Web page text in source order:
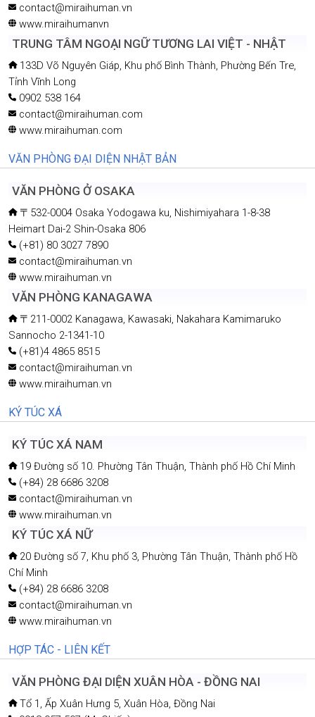
contact@miraihuman.vn
www.miraihumanvn
TRUNG TÂM NGOẠI NGỮ TƯƠNG LAI VIỆT - NHẬT
133D Võ Nguyên Giáp, Khu phố Bình Thành, Phường Bến Tre,
Tỉnh Vĩnh Long
0902 538 164
contact@miraihuman.com
www.miraihuman.com
VĂN PHÒNG ĐẠI DIỆN NHẬT BẢN
VĂN PHÒNG Ở OSAKA
〒532-0004 Osaka Yodogawa ku, Nishimiyahara 1-8-38
Heimart Dai-2 Shin-Osaka 806
(+81) 80 3027 7890
contact@miraihuman.vn
www.miraihuman.vn
VĂN PHÒNG KANAGAWA
〒211-0002 Kanagawa, Kawasaki, Nakahara Kamimaruko
Sannocho 2-1341-10
(+81)4 4865 8515
contact@miraihuman.vn
www.miraihuman.vn
KÝ TÚC XÁ
KÝ TÚC XÁ NAM
19 Đường số 10. Phường Tân Thuận, Thành phố Hồ Chí Minh
(+84) 28 6686 3208
contact@miraihuman.vn
www.miraihuman.vn
KÝ TÚC XÁ NỮ
20 Đường số 7, Khu phố 3, Phường Tân Thuận, Thành phố Hồ
Chí Minh
(+84) 28 6686 3208
contact@miraihuman.vn
www.miraihuman.vn
HỢP TÁC - LIÊN KẾT
VĂN PHÒNG ĐẠI DIỆN XUÂN HÒA - ĐỒNG NAI
Tổ 1, Ấp Xuân Hưng 5, Xuân Hòa, Đồng Nai